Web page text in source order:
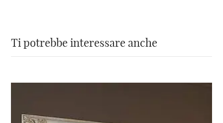
La lavorazione artigianale della
particolari
Specchionline.it
Ti potrebbe interessare anche